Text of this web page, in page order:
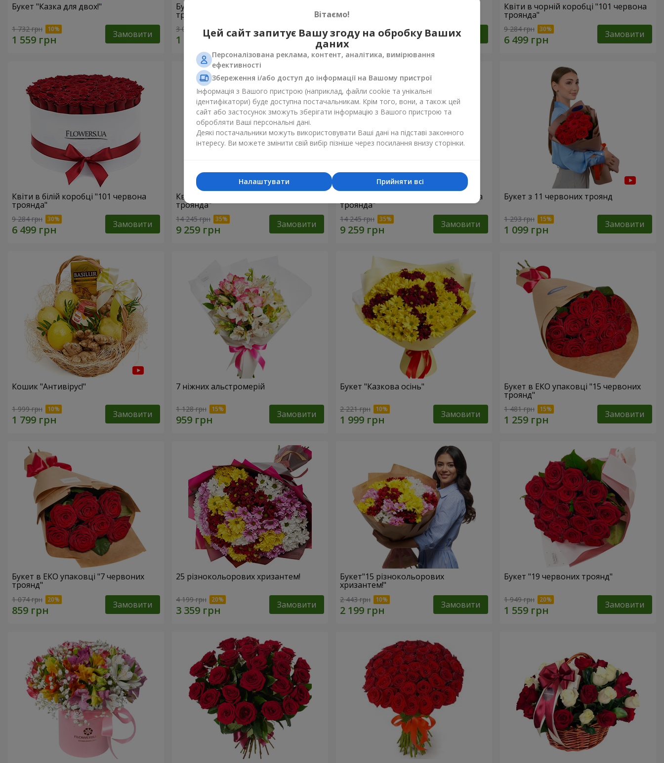
Букет "Казка для двох!"
1 732 грн Замовити
Букет з упаковкою "25 червоних
троянд"
3 075 грн Замовити
троянда"
4 922 грн Замовити
Квіти в чорній коробці "101 червона
троянда"
9 284 грн Замовити
Квіти в білій коробці "101 червона
троянда"
9 284 грн Замовити
Квіти в білій коробці "151 червона
троянда"
14 245 грн Замовити
Квіти в чорній коробці "151 червона
троянда"
14 245 грн Замовити
Букет з 11 червоних троянд
1 293 грн Замовити
Кошик "Антивірус!"
1 999 грн Замовити
7 ніжних альстромерій
1 128 грн Замовити
Букет "Казкова осінь"
2 221 грн Замовити
Букет в ЕКО упаковці "15 червоних
троянд"
1 481 грн Замовити
Букет в ЕКО упаковці "7 червоних
троянд"
1 074 грн Замовити
25 різнокольорових хризантем!
4 199 грн Замовити
Букет"15 різнокольорових
хризантем!"
2 443 грн Замовити
Букет "19 червоних троянд"
1 949 грн Замовити
Вітаємо!
Цей сайт запитує Вашу згоду на обробку Ваших
даних
Персоналізована реклама, контент, аналітика, вимірювання
ефективності
Збереження і/або доступ до інформації на Вашому пристрої
Інформація з Вашого пристрою (наприклад, файли cookie та унікальні
ідентифікатори) буде доступна постачальникам. Крім того, вони, а також цей
сайт або застосунок зможуть зберігати інформацію з Вашого пристрою та
обробляти Ваші персональні дані.
Деякі постачальники можуть використовувати Ваші дані на підставі законного
інтересу. Ви можете змінити свій вибір пізніше через посилання внизу сторінки.
Прийняти всі
Налаштувати